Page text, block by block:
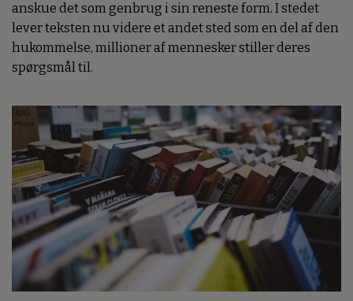
anskue det som genbrug i sin reneste form. I stedet
lever teksten nu videre et andet sted som en del af den
hukommelse, millioner af mennesker stiller deres
spørgsmål til.